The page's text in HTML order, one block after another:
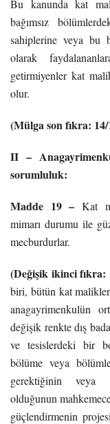
Bu kanunda kat
bağımsız
sahiplerine veya bu
olarak
getirmiyenler kat
olur.
(Mülga son fıkra:
II –
sorumluluk:
Madde 19 –Kat
mimarı durumu ile
mecburdurlar.
(Değişik ikinci fıkra:
biri, bütün kat
anagayrimenkulün
değişik renkte dış
ve tesislerdeki bir
bölüme veya
gerektiğinin veya
olduğunun
güçlendirmenin